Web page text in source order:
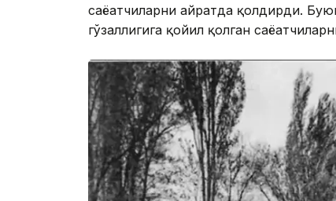
саёҳатчиларни ҳайратда қолдирди.
гўзаллигига қойил қолган